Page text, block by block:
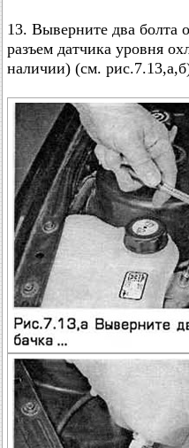
13. Выверните два болта
разъем датчика уровня
наличии) (см.